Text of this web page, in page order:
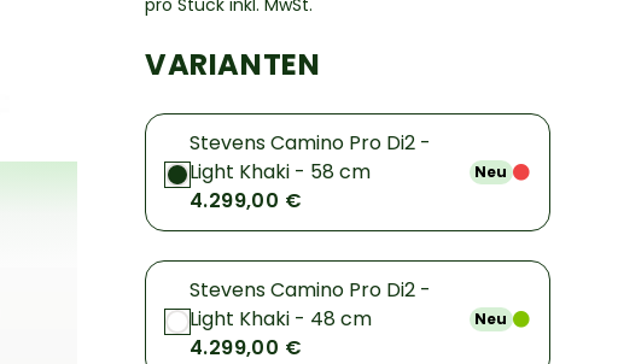
pro Stück inkl. MwSt.
VARIANTEN
Stevens Camino Pro Di2 -
Light Khaki - 58 cm
4.299,00 €
Neu
Stevens Camino Pro Di2 -
Light Khaki - 48 cm
4.299,00 €
Neu